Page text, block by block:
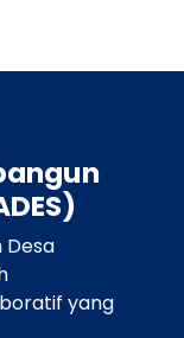
Desa
yang